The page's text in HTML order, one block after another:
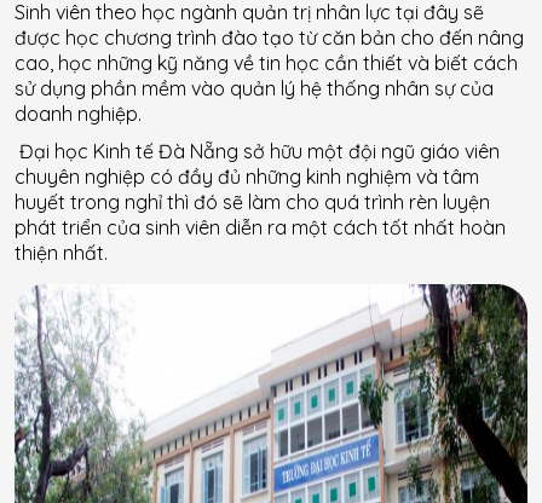
Sinh viên theo học ngành quản trị nhân lực tại đây sẽ
được học chương trình đào tạo từ căn bản cho đến nâng
cao, học những kỹ năng về tin học cần thiết và biết cách
sử dụng phần mềm vào quản lý hệ thống nhân sự của
doanh nghiệp.
Đại học Kinh tế Đà Nẵng sở hữu một đội ngũ giáo viên
chuyên nghiệp có đầy đủ những kinh nghiệm và tâm
huyết trong nghỉ thì đó sẽ làm cho quá trình rèn luyện
phát triển của sinh viên diễn ra một cách tốt nhất hoàn
thiện nhất.